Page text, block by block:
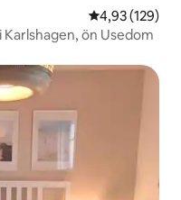
4,93 av 5 i
4,93 (129)
ön Usedom